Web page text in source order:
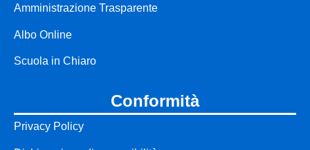
Amministrazione Trasparente
Albo Online
Scuola in Chiaro
conformità
Privacy Policy